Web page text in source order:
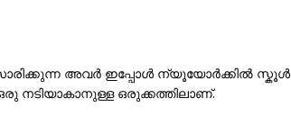
അവർ ഇപ്പോൾ ന്യൂയോർക്കിൽ സ്കൂൾ
നടിയാകാനുള്ള ഒരുക്കത്തിലാണ്.